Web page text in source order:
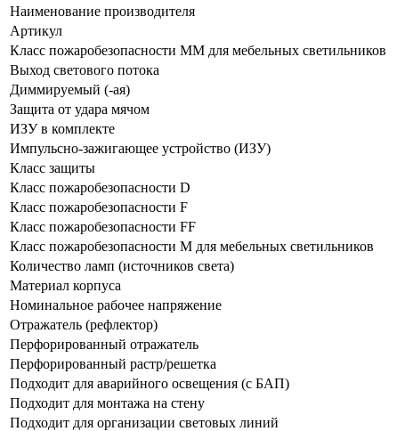
Наименование производителя
Артикул
Класс пожаробезопасности ММ для мебельных светильников
Выход светового потока
Диммируемый (-ая)
Защита от удара мячом
ИЗУ в комплекте
Импульсно-зажигающее устройство (ИЗУ)
Класс защиты
Класс пожаробезопасности D
Класс пожаробезопасности F
Класс пожаробезопасности FF
Класс пожаробезопасности М для мебельных светильников
Количество ламп (источников света)
Материал корпуса
Номинальное рабочее напряжение
Отражатель (рефлектор)
Перфорированный отражатель
Перфорированный растр/решетка
Подходит для аварийного освещения (с БАП)
Подходит для монтажа на стену
Подходит для организации световых линий